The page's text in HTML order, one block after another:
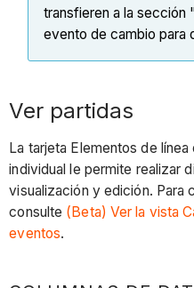
transfieren a la sección
evento de cambio para
Ver partidas
La tarjeta Elementos de
individual le permite realizar
visualización y edición. Para
consulte (Beta) Ver la vista
eventos.